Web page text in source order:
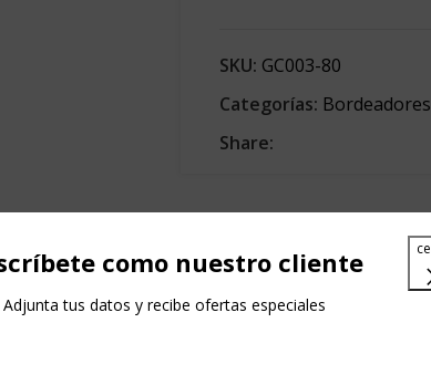
como nuestro cliente
Adjunta tus datos y recibe ofertas especiales
SKU: GC003-80
Categorías: Bordeadores
Share:
DESCRIPCIÓN